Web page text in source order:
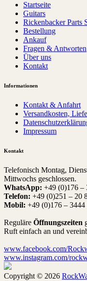
Startseite
Guitars
Rickenbacker Parts
Bestellung
Ankauf
Fragen & Antworten
Über uns
Kontakt
Informationen
Kontakt & Anfahrt
Versandkosten,
Impressum
Kontakt
Telefonisch Montag,
Mittwochs geschlossen.
WhatsApp: +49 (0)176 –
Telefon: +49 (0)251 – 20
Mobil: +49 (0)176 – 3444
Reguläre Öffnungszeiten
Ruft einfach an und
www.facebook.com/
www.instagram.com/
Copyright © 2026